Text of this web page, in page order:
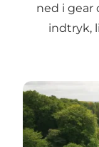
ned i gear
indtryk,
Tag på